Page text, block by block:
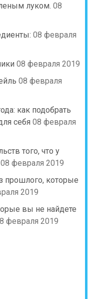
луком. 08
08 февраля
08 февраля 2019
08 февраля
как подобрать
себя 08 февраля
того, что у
08 февраля 2019
прошлого, которые
2019
вы не найдете
февраля 2019